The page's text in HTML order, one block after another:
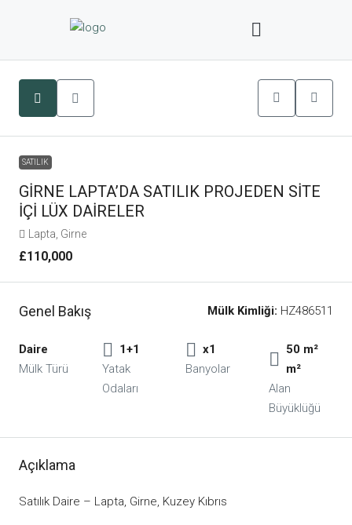
SATILIK
GİRNE LAPTA’DA SATILIK PROJEDEN SİTE
İÇİ LÜX DAİRELER
Lapta, Girne
£110,000
Genel Bakış Mülk Kimliği: HZ486511
Daire
Mülk Türü
1+1
Yatak
Odaları
x1
Banyolar
50 m²
m²
Alan
Büyüklüğü
Açıklama
Satılık Daire – Lapta, Girne, Kuzey Kıbrıs